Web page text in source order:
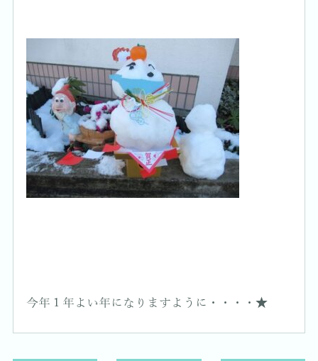
今年１年よい年になりますように・・・・★